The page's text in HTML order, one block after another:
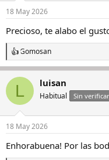
18 May 2026
Precioso, te alabo el
R
e
c
i
e
:
Gomosan
L luisan
Habitual Sin verificar
18 May 2026
Enhorabuena! Por las